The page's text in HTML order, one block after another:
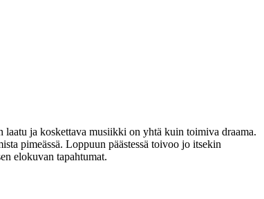
ja koskettava musiikki on yhtä kuin toimiva draama.
pimeässä. Loppuun päästessä toivoo jo itsekin
elokuvan tapahtumat.